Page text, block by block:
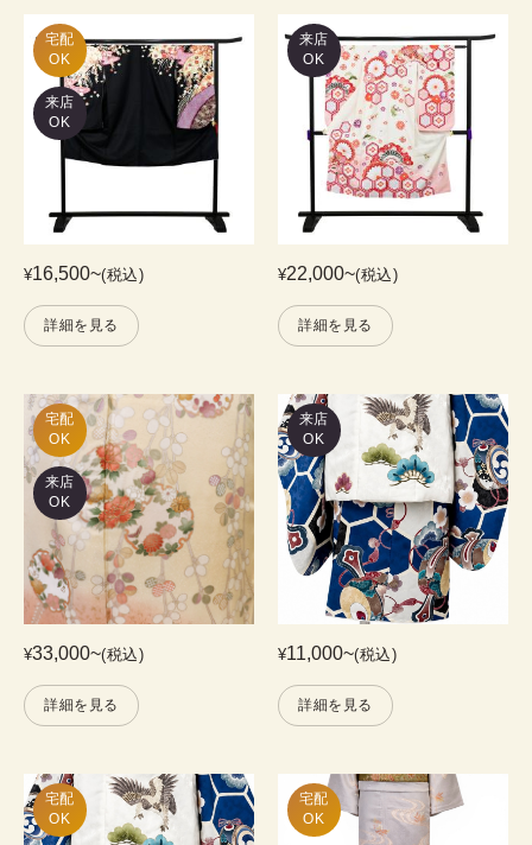
宅配
OK
来店
OK
¥16,500~(税込)
詳細を見る
来店
OK
¥22,000~(税込)
詳細を見る
宅配
OK
来店
OK
¥33,000~(税込)
詳細を見る
来店
OK
¥11,000~(税込)
詳細を見る
宅配
OK
宅配
OK